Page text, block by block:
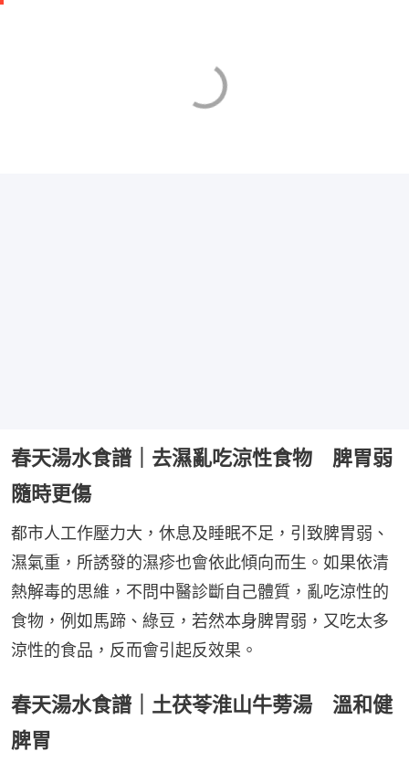
春天湯水食譜｜去濕亂吃涼性食物 脾胃弱
隨時更傷
都市人工作壓力大，休息及睡眠不足，引致脾胃弱、
濕氣重，所誘發的濕疹也會依此傾向而生。如果依清
熱解毒的思維，不問中醫診斷自己體質，亂吃涼性的
食物，例如馬蹄、綠豆，若然本身脾胃弱，又吃太多
涼性的食品，反而會引起反效果。
春天湯水食譜｜土茯苓淮山牛蒡湯 溫和健
脾胃